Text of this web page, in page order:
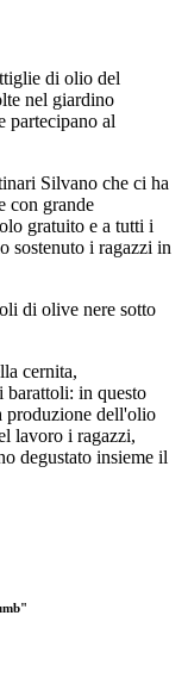
di olio del
nel giardino
partecipano al
Silvano che ci ha
con grande
gratuito e a tutti i
sostenuto i ragazzi in
di olive nere sotto
cernita,
barattoli: in questo
produzione dell'olio
lavoro i ragazzi,
degustato insieme il